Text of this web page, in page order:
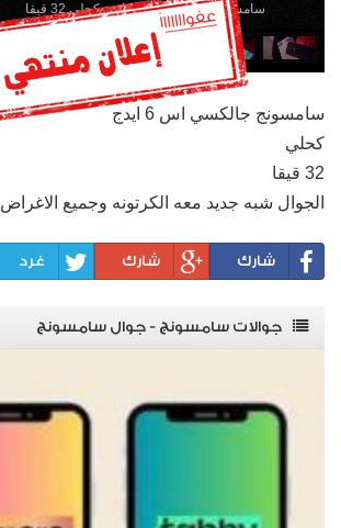
سامسونج جالكسي اس 6 ايدج كحلي 32 قيقا
سامسونج جالكسي اس 6 ايدج
كحلي
32 قيقا
الجوال شبه جديد معه الكرتونه وجميع الاغراض
شارك شارك غرد
جوالات سامسونج - جوال سامسونج